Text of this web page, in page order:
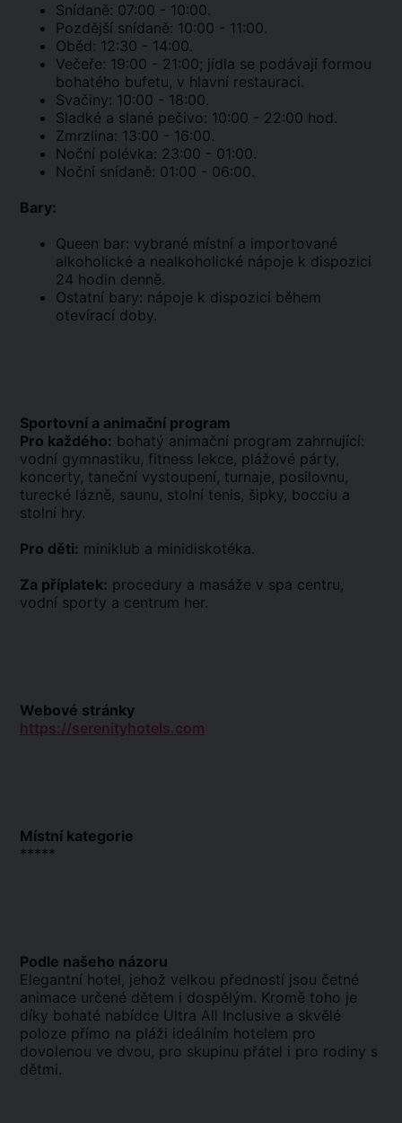
Snídaně: 07:00 - 10:00.
Pozdější snídaně: 10:00 - 11:00.
Oběd: 12:30 - 14:00.
Večeře: 19:00 - 21:00; jídla se podávají formou
bohatého bufetu, v hlavní restauraci.
Svačiny: 10:00 - 18:00.
Sladké a slané pečivo: 10:00 - 22:00 hod.
Zmrzlina: 13:00 - 16:00.
Noční polévka: 23:00 - 01:00.
Noční snídaně: 01:00 - 06:00.
Bary:
Queen bar: vybrané místní a importované
alkoholické a nealkoholické nápoje k dispozici
24 hodin denně.
Ostatní bary: nápoje k dispozici během
otevírací doby.
Sportovní a animační program
Pro každého: bohatý animační program zahrnující:
vodní gymnastiku, fitness lekce, plážové párty,
koncerty, taneční vystoupení, turnaje, posilovnu,
turecké lázně, saunu, stolní tenis, šipky, bocciu a
stolní hry.
Pro děti: miniklub a minidiskotéka.
Za příplatek: procedury a masáže v spa centru,
vodní sporty a centrum her.
Webové stránky
https://serenityhotels.com
Místní kategorie
*****
Podle našeho názoru
Elegantní hotel, jehož velkou předností jsou četné
animace určené dětem i dospělým. Kromě toho je
díky bohaté nabídce Ultra All Inclusive a skvělé
poloze přímo na pláži ideálním hotelem pro
dovolenou ve dvou, pro skupinu přátel i pro rodiny s
dětmi.